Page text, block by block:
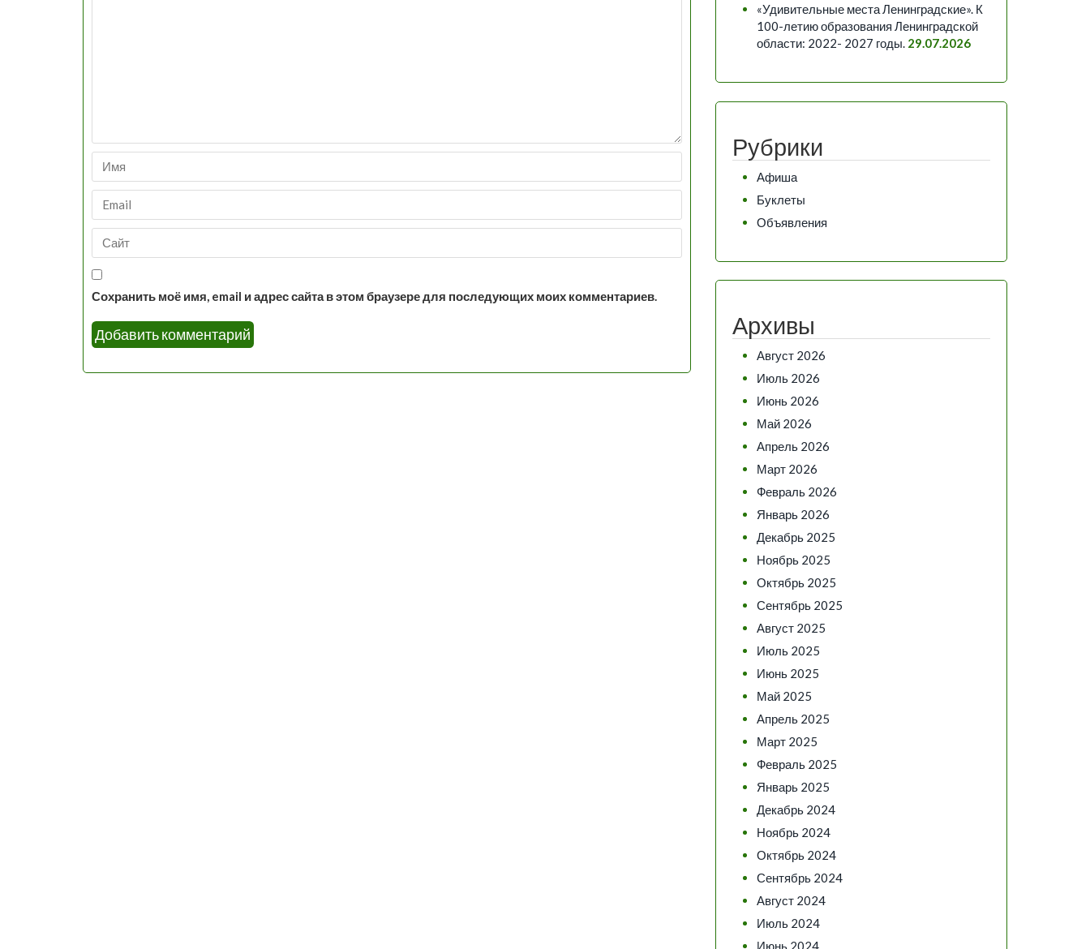
Сохранить моё имя, email и адрес сайта в этом браузере для последующих моих комментариев.
«Удивительные места Ленинградские». К
100-летию образования Ленинградской
области: 2022- 2027 годы. 29.07.2026
Рубрики
Афиша
Буклеты
Объявления
Архивы
Август 2026
Июль 2026
Июнь 2026
Май 2026
Апрель 2026
Март 2026
Февраль 2026
Январь 2026
Декабрь 2025
Ноябрь 2025
Октябрь 2025
Сентябрь 2025
Август 2025
Июль 2025
Июнь 2025
Май 2025
Апрель 2025
Март 2025
Февраль 2025
Январь 2025
Декабрь 2024
Ноябрь 2024
Октябрь 2024
Сентябрь 2024
Август 2024
Июль 2024
Июнь 2024